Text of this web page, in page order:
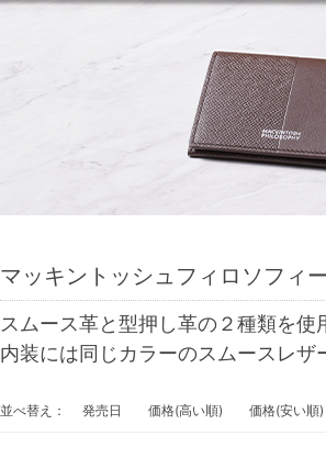
マッキントッシュフィロソフィ
スムース革と型押し革の２種類を
内装には同じカラーのスムースレ
並べ替え： 発売日 価格(高い順) 価格(安い順)